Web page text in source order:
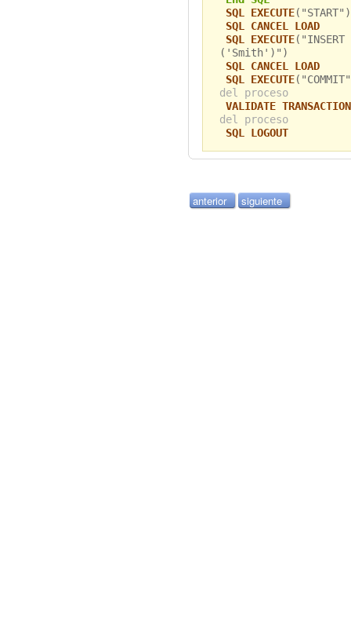
SQL EXECUTE("START")
SQL CANCEL LOAD
SQL EXECUTE("INSERT
('Smith')")
SQL CANCEL LOAD
SQL EXECUTE
del proceso
VALIDATE TRANSACTION
del proceso
SQL LOGOUT
anterior siguiente